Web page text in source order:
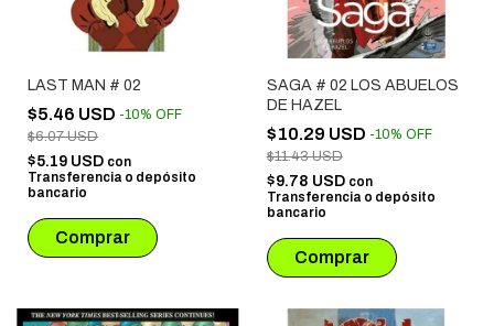
LAST MAN # 02
$5.46 USD -10% OFF
$6.07 USD
$5.19 USD con
Transferencia o depósito
bancario
SAGA # 02 LOS ABUELOS
DE HAZEL
$10.29 USD -10% OFF
$11.43 USD
$9.78 USD con
Transferencia o depósito
bancario